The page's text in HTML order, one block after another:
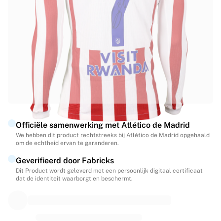
Highlights
WK veilingen
Legend Collection
Bekijk al het voetbal
Topteams
Engeland
Noorwegen
Verenigde Staten
Paris Saint-Germain
FC Bayern München
Bekijk alle teams
Wereldkampioenschappen 2026
Premier League
Officiële samenwerking met Atlético de Madrid
We hebben dit product rechtstreeks bij Atlético de Madrid opgehaald
om de echtheid ervan te garanderen.
Geverifieerd door Fabricks
Dit Product wordt geleverd met een persoonlijk digitaal certificaat
dat de identiteit waarborgt en beschermt.